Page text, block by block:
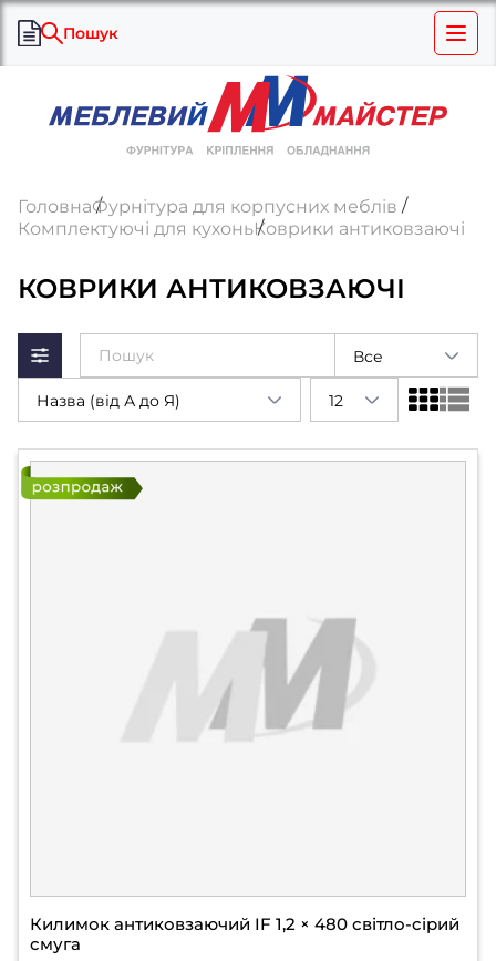
Пошук
ГоловнаФурнітура для корпусних меблів
Комплектуючі для кухоньКоврики антиковзаючі
КОВРИКИ АНТИКОВЗАЮЧІ
Все
Назва (від А до Я) 12
Килимок антиковзаючий IF 1,2 × 480 світло-сірий
смуга